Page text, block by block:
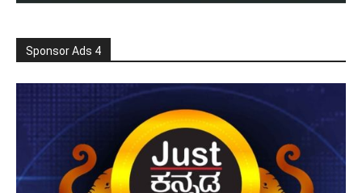
Sponsor Ads 4